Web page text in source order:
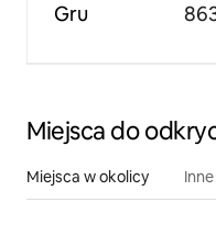
Gru
Miejsca do
Miejsca w okolicy